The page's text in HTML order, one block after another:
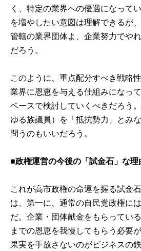
く、特定の業界への優遇になって
を増やしたい意図は理解できるが
管轄の業界団体よ、企業努力でや
だろう。
このように、重点配分すべき戦略
業界に恩恵を与える仕組みになっ
ベースで検討していくべきだろう
ゆる族議員）を「抵抗勢力」とみ
問うのもいいだろう。
■政権運営の今後の「試金石」な理
これが高市政権の命運を握る試金
は、第一に、通常の自民党政権に
だ。企業・団体献金をもらってい
までの恩恵を我慢してもらう必要
果実を手放さないのがビジネスの